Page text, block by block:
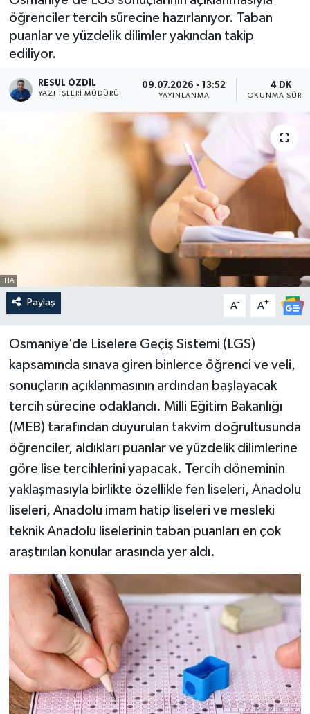
öğrenciler tercih sürecine hazırlanıyor. Taban
puanlar ve yüzdelik dilimler yakından takip
ediliyor.
RESUL ÖZDIL
YAZI İŞLERI MÜDÜRÜ
09.07.2026 - 13:52
YAYINLANMA
4 DK
OKUNMA
İHA
Paylaş A- A+
Osmaniye’de Liselere Geçiş Sistemi (LGS)
kapsamında sınava giren binlerce öğrenci ve veli,
sonuçların açıklanmasının ardından başlayacak
tercih sürecine odaklandı. Milli Eğitim Bakanlığı
(MEB) tarafından duyurulan takvim doğrultusunda
öğrenciler, aldıkları puanlar ve yüzdelik dilimlerine
göre lise tercihlerini yapacak. Tercih döneminin
yaklaşmasıyla birlikte özellikle fen liseleri, Anadolu
liseleri, Anadolu imam hatip liseleri ve mesleki
teknik Anadolu liselerinin taban puanları en çok
araştırılan konular arasında yer aldı.